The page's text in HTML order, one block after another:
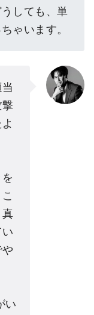
しても、単
ゃいます。
撃
真
い